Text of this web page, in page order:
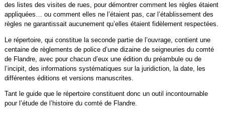
des listes des visites de rues, pour démontrer comment les règles étaient
appliquées… ou comment elles ne l’étaient pas, car l’établissement des
règles ne garantissait aucunement qu’elles étaient fidèlement respectées.
Le répertoire, qui constitue la seconde partie de l’ouvrage, contient une
centaine de règlements de police d’une dizaine de seigneuries du comté
de Flandre, avec pour chacun d’eux une édition du préambule ou de
l’incipit, des informations systématiques sur la juridiction, la date, les
différentes éditions et versions manuscrites.
Tant le guide que le répertoire constituent donc un outil incontournable
pour l’étude de l’histoire du comté de Flandre.